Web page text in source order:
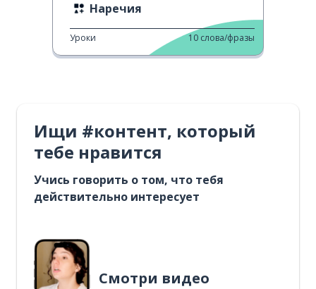
Наречия
Уроки 10 слова/фразы
Ищи #контент, который
тебе нравится
Учись говорить о том, что тебя
действительно интересует
Смотри видео